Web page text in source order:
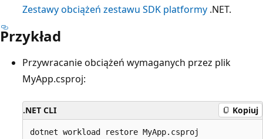
Zestawy obciążeń zestawu SDK platformy .NET.
Przykład
Przywracanie obciążeń wymaganych przez plik
MyApp.csproj:
.NET CLI Kopiuj